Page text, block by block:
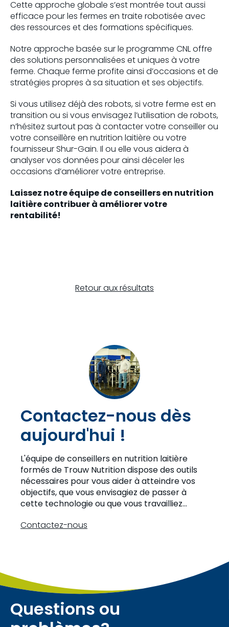
Cette approche globale s’est montrée tout aussi
efficace pour les fermes en traite robotisée avec
des ressources et des formations spécifiques.
Notre approche basée sur le programme CNL offre
des solutions personnalisées et uniques à votre
ferme. Chaque ferme profite ainsi d’occasions et de
stratégies propres à sa situation et ses objectifs.
Si vous utilisez déjà des robots, si votre ferme est en
transition ou si vous envisagez l’utilisation de robots,
n’hésitez surtout pas à contacter votre conseiller ou
votre conseillère en nutrition laitière ou votre
fournisseur Shur-Gain. Il ou elle vous aidera à
analyser vos données pour ainsi déceler les
occasions d’améliorer votre entreprise.
Laissez notre équipe de conseillers en nutrition
laitière contribuer à améliorer votre
rentabilité!
Retour aux résultats
Contactez-nous dès
aujourd'hui !
L'équipe de conseillers en nutrition laitière
formés de Trouw Nutrition dispose des outils
nécessaires pour vous aider à atteindre vos
objectifs, que vous envisagiez de passer à
cette technologie ou que vous travailliez
Contactez-nous
Questions ou